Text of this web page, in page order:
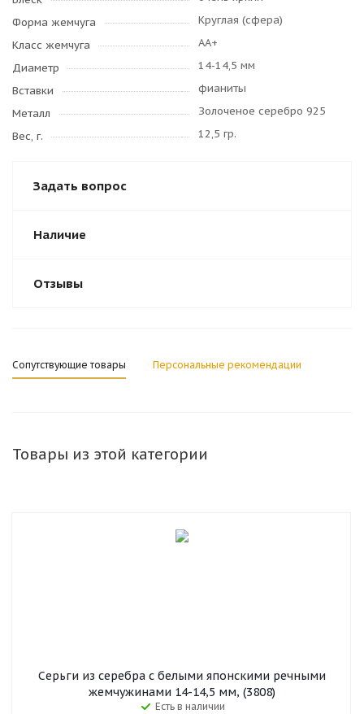
Форма жемчуга
Круглая (сфера)
Класс жемчуга
AA+
Диаметр
14-14,5 мм
Вставки
фианиты
Металл
Золоченое серебро 925
Вес, г.
12,5 гр.
Задать вопрос
Наличие
Отзывы
Сопутствующие товары Персональные рекомендации
Товары из этой категории
Серьги из серебра c белыми японскими речными
жемчужинами 14-14,5 мм, (3808)
Есть в наличии